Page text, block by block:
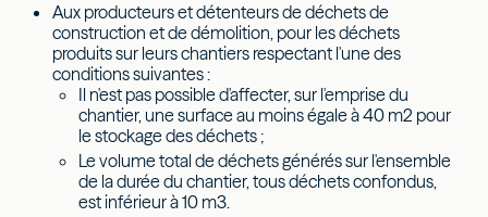
Aux producteurs et détenteurs de déchets de
construction et de démolition, pour les déchets
produits sur leurs chantiers respectant l'une des
conditions suivantes :
Il n'est pas possible d'affecter, sur l'emprise du
chantier, une surface au moins égale à 40 m2 pour
le stockage des déchets ;
Le volume total de déchets générés sur l'ensemble
de la durée du chantier, tous déchets confondus,
est inférieur à 10 m3.